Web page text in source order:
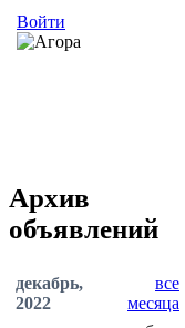
Войти
Архив
объявлений
декабрь,
2022
все
месяца